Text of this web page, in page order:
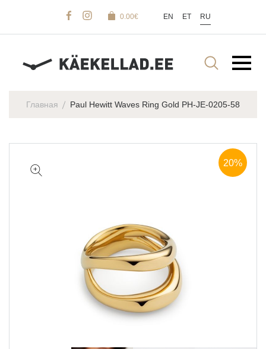
0.00€ EN ET RU
Главная Paul Hewitt Waves Ring Gold PH-JE-0205-58
20%